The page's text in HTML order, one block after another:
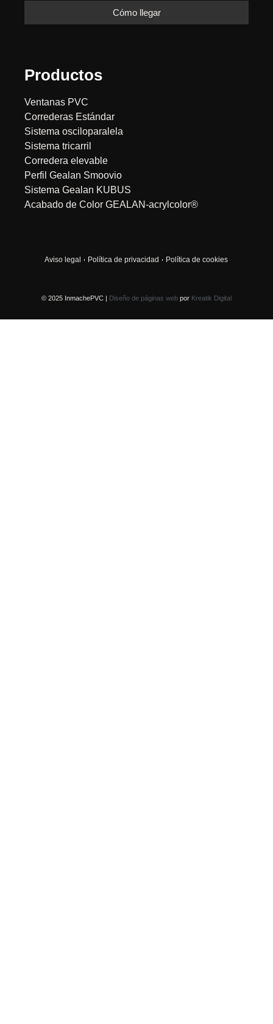
Cómo llegar
Productos
Ventanas PVC
Correderas Estándar
Sistema osciloparalela
Sistema tricarril
Corredera elevable
Perfil Gealan Smoovio
Sistema Gealan KUBUS
Acabado de Color GEALAN-acrylcolor®
Aviso legal Política de privacidad Política de cookies
© 2025 InmachePVC | Diseño de páginas web por Kreatik Digital